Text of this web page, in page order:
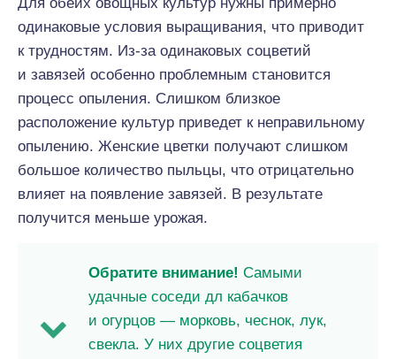
одинаковые условия выращивания, что приводит
к трудностям. Из-за одинаковых соцветий
и завязей особенно проблемным становится
процесс опыления. Слишком близкое
расположение культур приведет к неправильному
опылению. Женские цветки получают слишком
большое количество пыльцы, что отрицательно
влияет на появление завязей. В результате
получится меньше урожая.
Обратите внимание! Самыми
удачные соседи дл кабачков
и огурцов — морковь, чеснок, лук,
свекла. У них другие соцветия